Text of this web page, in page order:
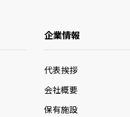
企業情報
代表挨拶
会社概要
保有施設